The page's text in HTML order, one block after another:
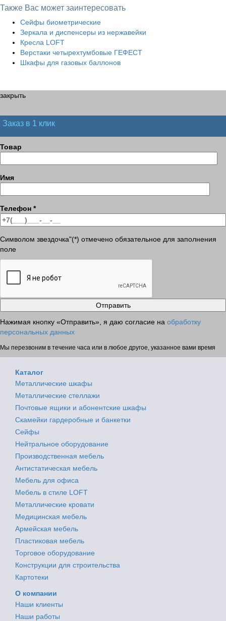
Также Вас может заинтересовать
Сейфы биометрические
Зеркала и диспенсеры из нержавейки
Кресла LOFT
Верстаки четырехтумбовые ГЕФЕСТ
Шкафы для газовых баллонов
закрыть
Заказ в 1 клик
Товар
Имя
Телефон *
Символом звездочка"(*) отмечено обязательное для заполнения
поле
Нажимая кнопку «Отправить», я даю согласие на обработку
персональных данных
Мы перезвоним в течение часа или в любое другое, указанное вами время
Каталог
Металлические шкафы
Металлические стеллажи
Почтовые ящики и абонентские шкафы
Скамейки гардеробные и банкетки
Сейфы
Нейтральное оборудование
Производственная мебель
Антистатическая мебель
Мебель для офиса
Мебель в стиле LOFT
Металлические кровати
Медицинская мебель
Армейская мебель
Пластиковая мебель
Торговое оборудование
Конструкции для строительства
Картотеки
О компании
Наши клиенты
Наши работы